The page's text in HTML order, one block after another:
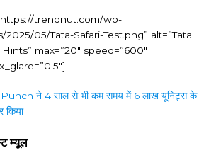
trendnut.com/wp-
05/Tata-Safari-Test.png” alt=”Tata
max=”20″ speed=”600″
ने 4 साल से भी कम समय में 6 लाख यूनिट्स के
किया
म्यूल